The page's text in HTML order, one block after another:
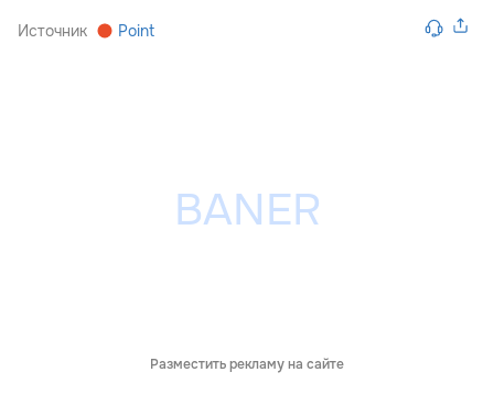
Источник Point
Разместить рекламу на сайте